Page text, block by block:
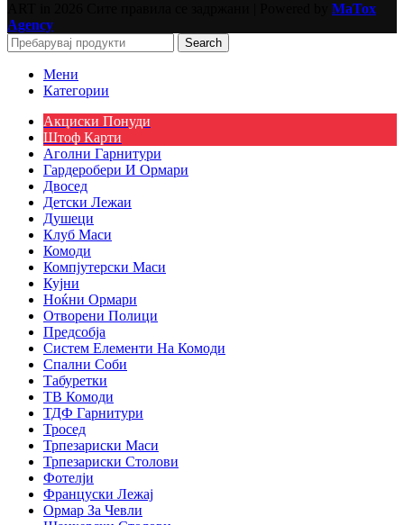
MaTox
Agency
Search
Мени
Категории
Акциски Понуди
Штоф Карти
Аголни Гарнитури
Гардеробери И Ормари
Двосед
Детски Лежаи
Душеци
Клуб Маси
Комоди
Компјутерски Маси
Кујни
Ноќни Ормари
Отворени Полици
Предсобја
Систем Елементи На Комоди
Спални Соби
Табуретки
ТВ Комоди
ТДФ Гарнитури
Тросед
Трпезариски Маси
Трпезариски Столови
Фотелји
Француски Лежај
Ормар За Чевли